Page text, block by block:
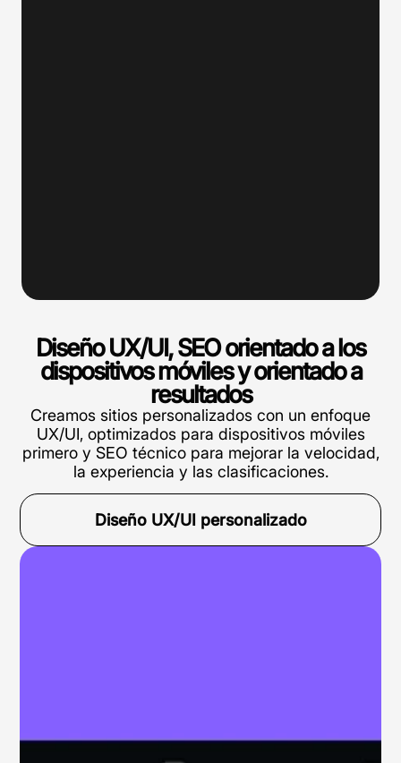
Diseño UX/UI, SEO orientado a los
dispositivos móviles y orientado a
resultados
Creamos sitios personalizados con un enfoque
UX/UI, optimizados para dispositivos móviles
primero y SEO técnico para mejorar la velocidad,
la experiencia y las clasificaciones.
Diseño UX/UI personalizado